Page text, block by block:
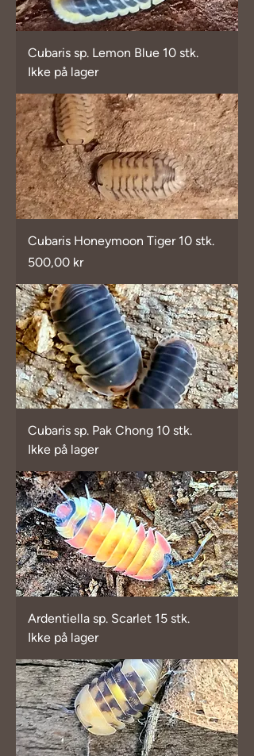
Cubaris sp. Lemon Blue 10 stk.
Ikke på lager
Cubaris Honeymoon Tiger 10 stk.
Pris
500,00 kr
Cubaris sp. Pak Chong 10 stk.
Ikke på lager
Ardentiella sp. Scarlet 15 stk.
Ikke på lager